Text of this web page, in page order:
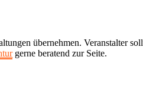
übernehmen. Veranstalter
gerne beratend zur Seite.